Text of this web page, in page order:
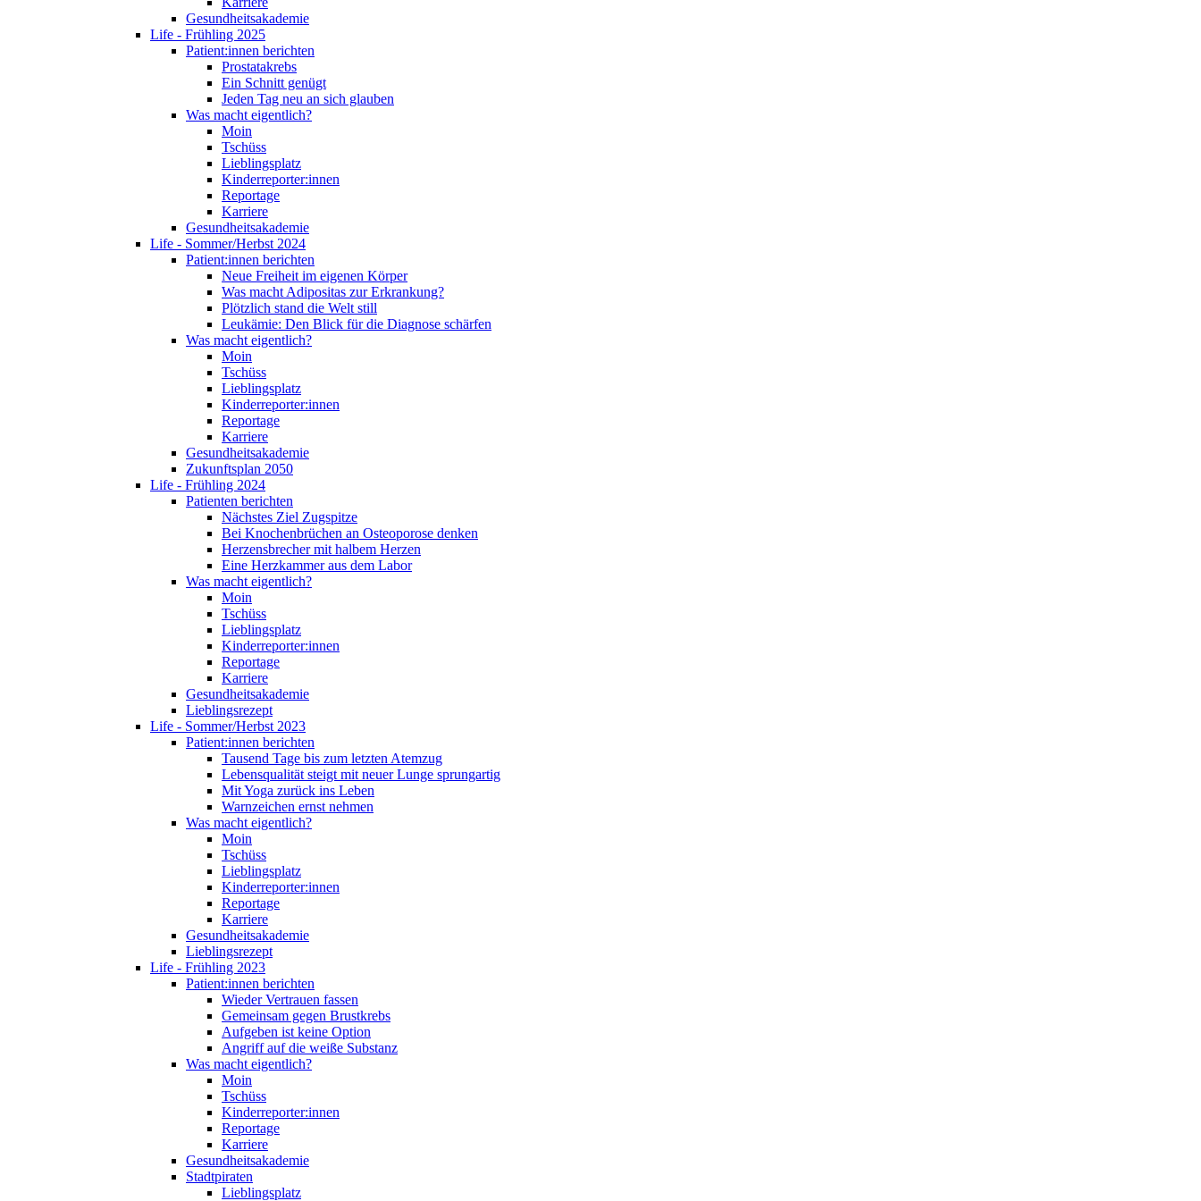
Gesundheitsakademie
Life - Frühling 2025
Patient:innen berichten
Prostatakrebs
Ein Schnitt genügt
Jeden Tag neu an sich glauben
Was macht eigentlich?
Moin
Tschüss
Lieblingsplatz
Kinderreporter:innen
Reportage
Karriere
Gesundheitsakademie
Life - Sommer/Herbst 2024
Patient:innen berichten
Neue Freiheit im eigenen Körper
Was macht Adipositas zur Erkrankung?
Plötzlich stand die Welt still
Leukämie: Den Blick für die Diagnose schärfen
Was macht eigentlich?
Moin
Tschüss
Lieblingsplatz
Kinderreporter:innen
Reportage
Karriere
Gesundheitsakademie
Zukunftsplan 2050
Life - Frühling 2024
Patienten berichten
Nächstes Ziel Zugspitze
Bei Knochenbrüchen an Osteoporose denken
Herzensbrecher mit halbem Herzen
Eine Herzkammer aus dem Labor
Was macht eigentlich?
Moin
Tschüss
Lieblingsplatz
Kinderreporter:innen
Reportage
Karriere
Gesundheitsakademie
Lieblingsrezept
Life - Sommer/Herbst 2023
Patient:innen berichten
Tausend Tage bis zum letzten Atemzug
Lebensqualität steigt mit neuer Lunge sprungartig
Mit Yoga zurück ins Leben
Warnzeichen ernst nehmen
Was macht eigentlich?
Moin
Tschüss
Lieblingsplatz
Kinderreporter:innen
Reportage
Karriere
Gesundheitsakademie
Lieblingsrezept
Life - Frühling 2023
Patient:innen berichten
Wieder Vertrauen fassen
Gemeinsam gegen Brustkrebs
Aufgeben ist keine Option
Angriff auf die weiße Substanz
Was macht eigentlich?
Moin
Tschüss
Kinderreporter:innen
Reportage
Karriere
Gesundheitsakademie
Stadtpiraten
Lieblingsplatz